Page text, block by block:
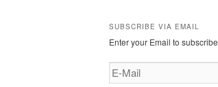
SUBSCRIBE VIA EMAIL
Enter your Email to subscribe
E-
Mail